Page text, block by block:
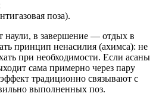
поза).
наули, в завершение — отдых в
принцип ненасилия (ахимса): не
при необходимости. Если асаны
сама примерно через пару
традиционно связывают с
выполненных поз.